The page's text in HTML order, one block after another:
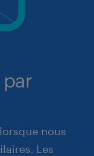
nous
Les